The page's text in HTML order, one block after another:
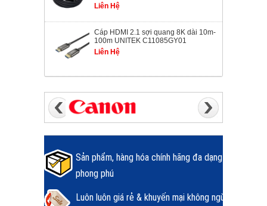
Liên Hệ
Cáp HDMI 2.1 sợi quang 8K dài 10m-
100m UNITEK C11085GY01
Liên Hệ
Sản phẩm, hàng hóa chính hãng đa dạng
phong phú
Luôn luôn giá rẻ & khuyến mại không ngừng.